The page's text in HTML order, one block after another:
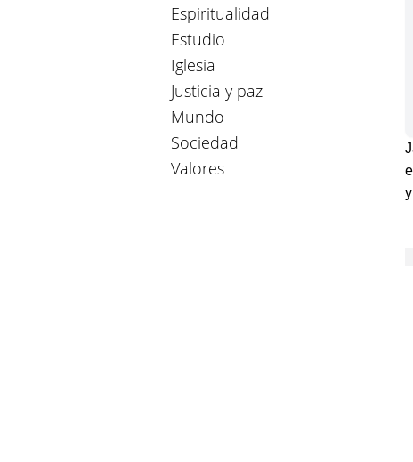
Espiritualidad
Estudio
Iglesia
Justicia y paz
Mundo
Sociedad
Valores